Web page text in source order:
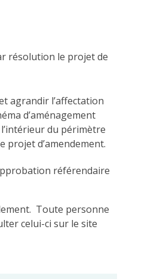
résolution le projet de
agrandir l’affectation
d’aménagement
du périmètre
d’amendement.
référendaire
Toute personne
celui-ci sur le site